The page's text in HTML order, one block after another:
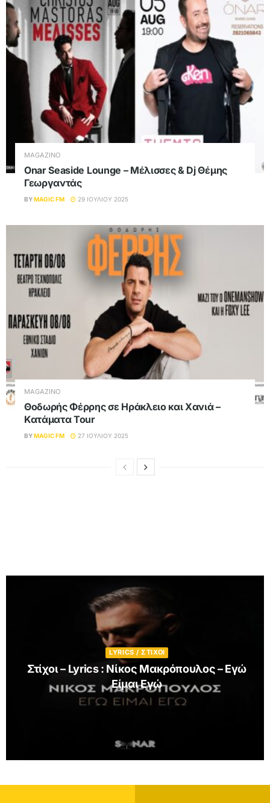
MAGAZINO
Onar Seaside Lounge – Μέλισσες & Dj Θέμης
Γεωργαντάς
BYMAGIC FM 29 ΙΟΥΛΊΟΥ 2025
MAGAZINO
Θοδωρής Φέρρης σε Ηράκλειο και Χανιά –
Κατάματα Tour
BYMAGIC FM 27 ΙΟΥΛΊΟΥ 2025
LYRICS / ΣΤΙΧΟΙ
Στίχοι – Lyrics : Άννα Βίσση – Όλο Πιο Πάνω